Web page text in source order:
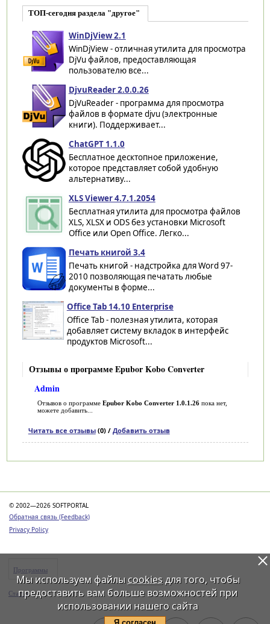
ТОП-сегодня раздела "другое"
WinDjView 2.1
WinDjView - отличная утилита для просмотра
DjVu файлов, предоставляющая
пользователю все...
DjvuReader 2.0.0.26
DjVuReader - программа для просмотра
файлов в формате djvu (электронные
книги). Поддерживает...
ChatGPT 1.1.0
Бесплатное десктопное приложение,
которое представляет собой удобную
альтернативу...
XLS Viewer 4.7.1.2054
Бесплатная утилита для просмотра файлов
XLS, XLSX и ODS без установки Microsoft
Office или Open Office. Легко...
Печать книгой 3.4
Печать книгой - надстройка для Word 97-
2010 позволяющая печатать любые
документы в форме...
Office Tab 14.10 Enterprise
Office Tab - полезная утилита, которая
добавляет систему вкладок в интерфейс
продуктов Microsoft...
Отзывы о программе Epubor Kobo Converter
Admin
Отзывов о программе Epubor Kobo Converter 1.0.1.26пока нет,
можете добавить...
Читать все отзывы(0) / Добавить отзыв
© 2002—2026 SOFTPORTAL
Обратная связь (Feedback)
Privacy Policy
Программы
Статьи
Мы используем файлы cookiesдля того, чтобы
предоставить вам больше возможностей при
использовании нашего сайта